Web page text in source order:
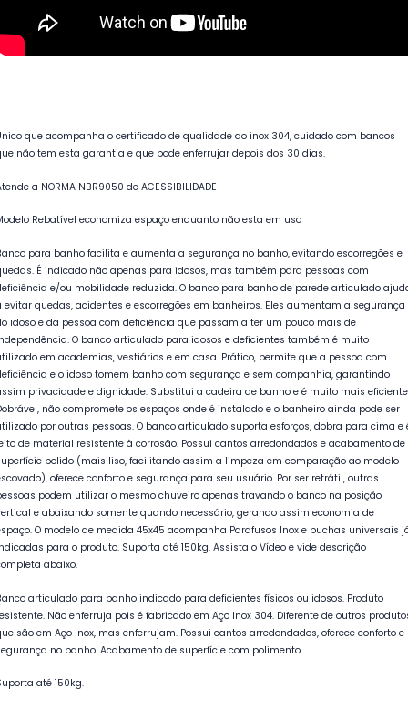
que acompanha o certificado de qualidade do inox 304, cuidado com bancos
não tem esta garantia e que pode enferrujar depois dos 30 dias.
a NORMA NBR9050 de ACESSIBILIDADE
Rebatível economiza espaço enquanto não esta em uso
para banho facilita e aumenta a segurança no banho, evitando escorregões e
É indicado não apenas para idosos, mas também para pessoas com
e/ou mobilidade reduzida. O banco para banho de parede articulado
evitar quedas, acidentes e escorregões em banheiros. Eles aumentam a segurança
idoso e da pessoa com deficiência que passam a ter um pouco mais de
O banco articulado para idosos e deficientes também é muito
em academias, vestiários e em casa. Prático, permite que a pessoa com
e o idoso tomem banho com segurança e sem companhia, garantindo
privacidade e dignidade. Substitui a cadeira de banho e é muito mais
não compromete os espaços onde é instalado e o banheiro ainda pode ser
por outras pessoas. O banco articulado suporta esforços, dobra para cima e
de material resistente à corrosão. Possui cantos arredondados e acabamento de
polido (mais liso, facilitando assim a limpeza em comparação ao modelo
oferece conforto e segurança para seu usuário. Por ser retrátil, outras
podem utilizar o mesmo chuveiro apenas travando o banco na posição
e abaixando somente quando necessário, gerando assim economia de
O modelo de medida 45x45 acompanha Parafusos Inox e buchas universais
para o produto. Suporta até 150kg. Assista o Vídeo e vide descrição
abaixo.
articulado para banho indicado para deficientes físicos ou idosos. Produto
Não enferruja pois é fabricado em Aço Inox 304. Diferente de outros
são em Aço Inox, mas enferrujam. Possui cantos arredondados, oferece conforto e
no banho. Acabamento de superfície com polimento.
até 150kg.